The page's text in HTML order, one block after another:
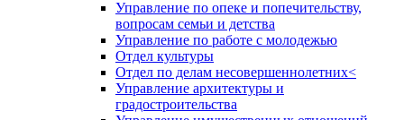
Управление по опеке и попечительству,
вопросам семьи и детства
Управление по работе с молодежью
Отдел культуры
Отдел по делам несовершеннолетних<
Управление архитектуры и
градостроительства